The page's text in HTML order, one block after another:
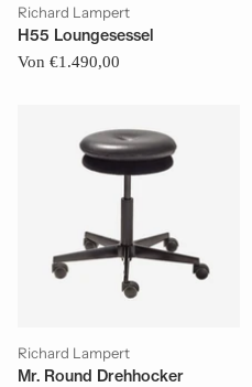
Richard Lampert
H55 Loungesessel
Von €1.490,00
Richard Lampert
Mr. Round Drehhocker